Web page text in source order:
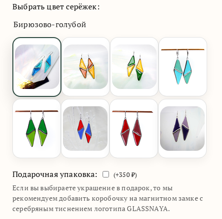
Выбрать цвет серёжек:
Бирюзово-голубой
Подарочная упаковка: (+350₽)
Если вы выбираете украшение в подарок, то мы
рекомендуем добавить коробочку на магнитном замке с
серебряным тиснением логотипа GLASSNAYA.